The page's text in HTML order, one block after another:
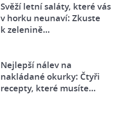
Svěží letní saláty, které vás
v horku neunaví: Zkuste
k zelenině…
Nejlepší nálev na
nakládané okurky: Čtyři
recepty, které musíte…